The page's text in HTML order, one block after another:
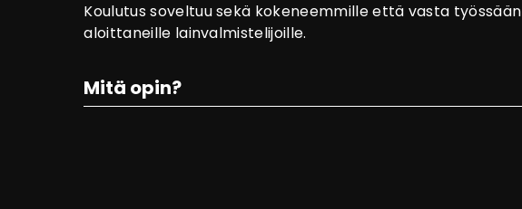
Koulutus soveltuu sekä kokeneemmille että vasta työssään
aloittaneille lainvalmistelijoille.
Mitä opin?